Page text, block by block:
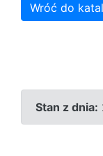
Wróć do
Stan z dnia: